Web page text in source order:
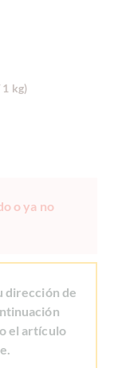
1 kg)
o ya no
dirección de
el artículo